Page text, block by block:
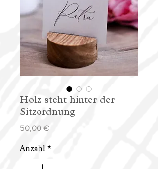
Holz steht hinter der
Sitzordnung
50,00 €
Anzahl *